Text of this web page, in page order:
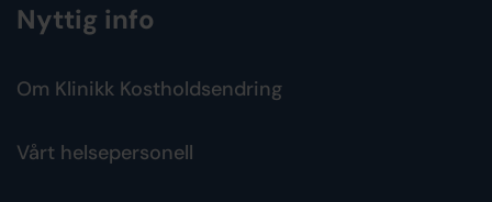
Nyttig info
Om Klinikk Kostholdsendring
Vårt helsepersonell